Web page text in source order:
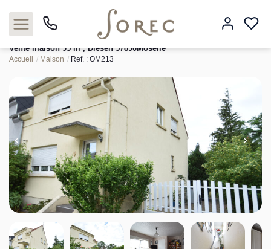
Acheter
Louer
Estimer
Neuf
Gestion
Vente maison 95 m², Diesen 57890Moselle
Accueil Maison Ref. : OM213